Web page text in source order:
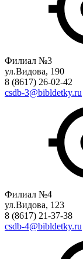
Филиал №3
ул.Видова, 190
8 (8617) 26-02-42
csdb-3@bibldetky.ru
Филиал №4
ул.Видова, 123
8 (8617) 21-37-38
csdb-4@bibldetky.ru